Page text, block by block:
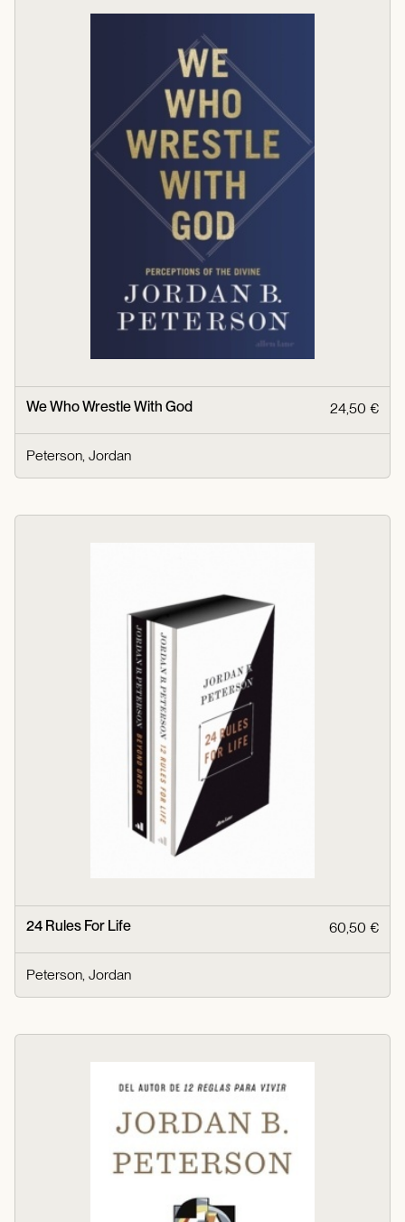
We Who Wrestle With God 24,50 €
Peterson, Jordan
24 Rules For Life 60,50 €
Peterson, Jordan